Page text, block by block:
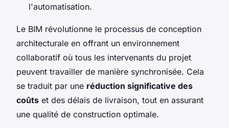
l'automatisation.
Le BIM révolutionne le processus de conception
architecturale en offrant un environnement
collaboratif où tous les intervenants du projet
peuvent travailler de manière synchronisée. Cela
se traduit par une réduction significative des
coûts et des délais de livraison, tout en assurant
une qualité de construction optimale.